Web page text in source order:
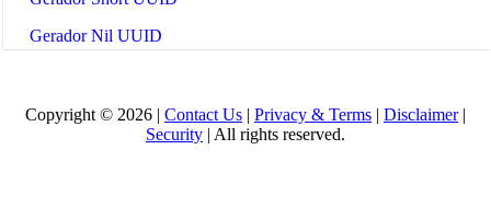
Gerador Nil UUID
Gerador UUID em Massa
Copyright © 2026 | Contact Us | Privacy & Terms | Disclaimer|
Security | All rights reserved.